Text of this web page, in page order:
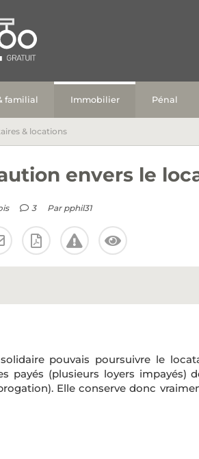
familial Immobilier Pénal
& locations
envers le
3 Par pphil31
pouvais poursuivre le
payés (plusieurs loyers impayés)
Elle conserve donc